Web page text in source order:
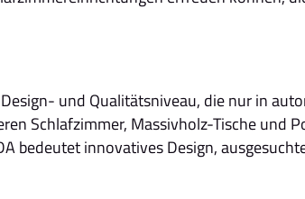
und Qualitätsniveau, die nur in
Schlafzimmer, Massivholz-Tische und
bedeutet innovatives Design,